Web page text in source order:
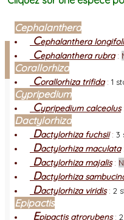
Facebook
Connexion adhérent
Cephalanthera
Cephalanthera
Cephalanthera rubra:
Corallorhiza
Corallorhiza trifida: 1
Cypripedium
Cypripedium calceolus:
Dactylorhiza
Dactylorhiza fuchsii: 3
Dactylorhiza maculata:
Dactylorhiza majalis:
Dactylorhiza
Dactylorhiza viridis: 2
Epipactis
Epipactis atrorubens: